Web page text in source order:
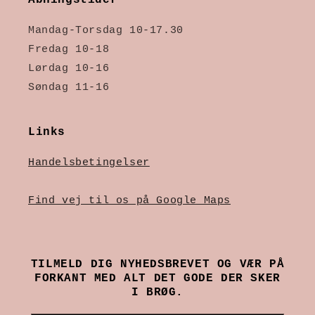
Mandag-Torsdag 10-17.30
Fredag 10-18
Lørdag 10-16
Søndag 11-16
Links
Handelsbetingelser
Find vej til os på Google Maps
TILMELD DIG NYHEDSBREVET OG VÆR PÅ
FORKANT MED ALT DET GODE DER SKER
I BRØG.